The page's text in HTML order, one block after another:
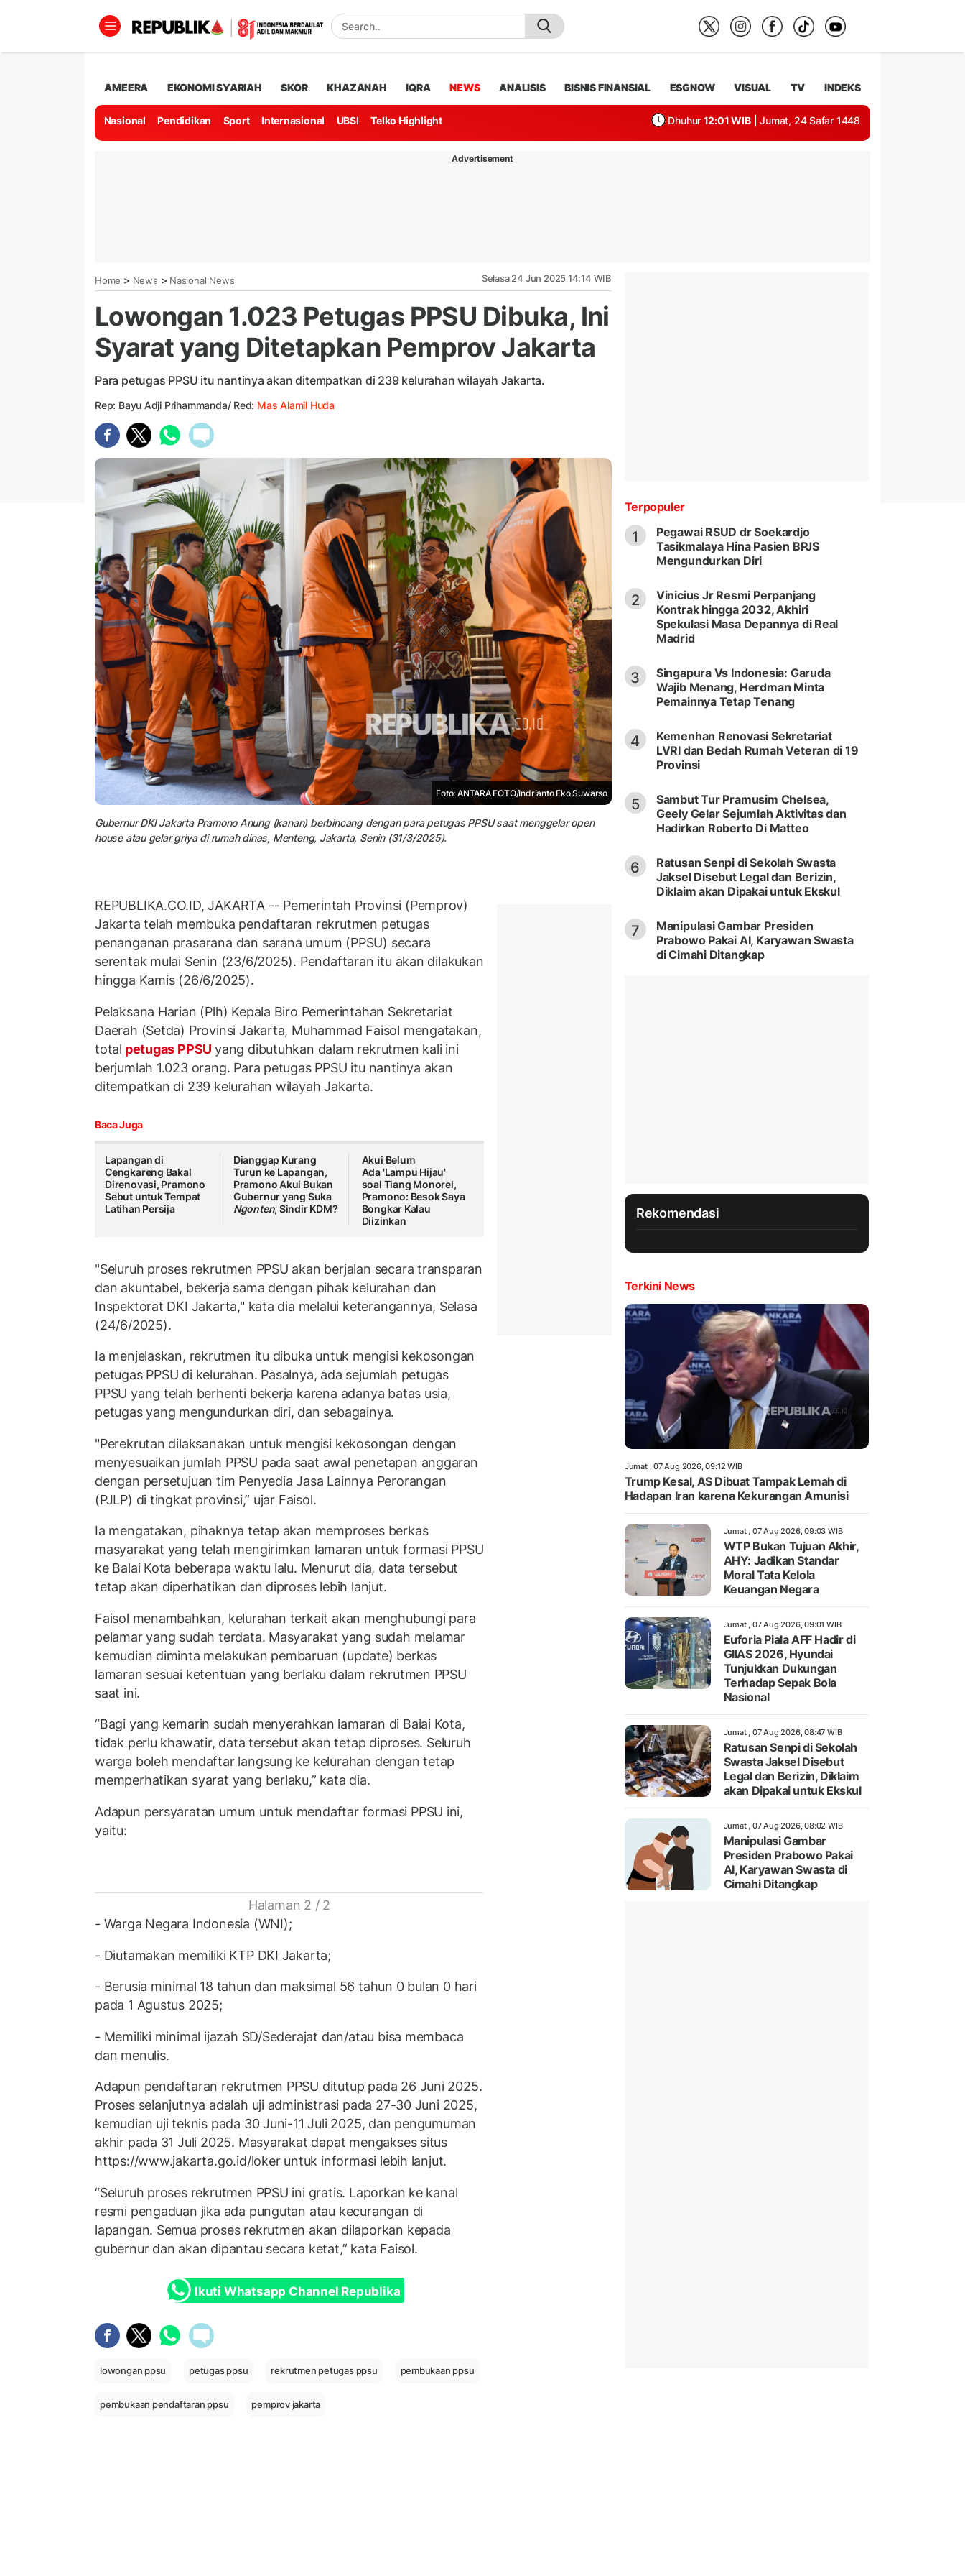
AMEERA EKONOMI SYARIAH SKOR KHAZANAH IQRA NEWS ANALISIS BISNIS FINANSIAL ESGNOW VISUAL TV INDEKS
Nasional Pendidikan Sport Internasional UBSI Telko Highlight Dhuhur 12:01 WIB | Jumat, 24 Safar 1448
Advertisement
Home > News > Nasional News Selasa 24 Jun 2025 14:14 WIB
Lowongan 1.023 Petugas PPSU Dibuka, Ini
Syarat yang Ditetapkan Pemprov Jakarta
Para petugas PPSU itu nantinya akan ditempatkan di 239 kelurahan wilayah Jakarta.
Rep: Bayu Adji Prihammanda/ Red: Mas Alamil Huda
Foto: ANTARA FOTO/Indrianto Eko Suwarso
Gubernur DKI Jakarta Pramono Anung (kanan) berbincang dengan para petugas PPSU saat menggelar open
house atau gelar griya di rumah dinas, Menteng, Jakarta, Senin (31/3/2025).
REPUBLIKA.CO.ID, JAKARTA -- Pemerintah Provinsi (Pemprov)
Jakarta telah membuka pendaftaran rekrutmen petugas
penanganan prasarana dan sarana umum (PPSU) secara
serentak mulai Senin (23/6/2025). Pendaftaran itu akan dilakukan
hingga Kamis (26/6/2025).
Pelaksana Harian (Plh) Kepala Biro Pemerintahan Sekretariat
Daerah (Setda) Provinsi Jakarta, Muhammad Faisol mengatakan,
total petugas PPSUyang dibutuhkan dalam rekrutmen kali ini
berjumlah 1.023 orang. Para petugas PPSU itu nantinya akan
ditempatkan di 239 kelurahan wilayah Jakarta.
Baca Juga
Lapangan di
Cengkareng Bakal
Direnovasi, Pramono
Sebut untuk Tempat
Latihan Persija
Dianggap Kurang
Turun ke Lapangan,
Pramono Akui Bukan
Gubernur yang Suka
Ngonten, Sindir KDM?
Akui Belum
Ada 'Lampu Hijau'
soal Tiang Monorel,
Pramono: Besok Saya
Bongkar Kalau
Diizinkan
"Seluruh proses rekrutmen PPSU akan berjalan secara transparan
dan akuntabel, bekerja sama dengan pihak kelurahan dan
Inspektorat DKI Jakarta," kata dia melalui keterangannya, Selasa
(24/6/2025).
Ia menjelaskan, rekrutmen itu dibuka untuk mengisi kekosongan
petugas PPSU di kelurahan. Pasalnya, ada sejumlah petugas
PPSU yang telah berhenti bekerja karena adanya batas usia,
petugas yang mengundurkan diri, dan sebagainya.
"Perekrutan dilaksanakan untuk mengisi kekosongan dengan
menyesuaikan jumlah PPSU pada saat awal penetapan anggaran
dengan persetujuan tim Penyedia Jasa Lainnya Perorangan
(PJLP) di tingkat provinsi,” ujar Faisol.
Ia mengatakan, pihaknya tetap akan memproses berkas
masyarakat yang telah mengirimkan lamaran untuk formasi PPSU
ke Balai Kota beberapa waktu lalu. Menurut dia, data tersebut
tetap akan diperhatikan dan diproses lebih lanjut.
Faisol menambahkan, kelurahan terkait akan menghubungi para
pelamar yang sudah terdata. Masyarakat yang sudah melamar
kemudian diminta melakukan pembaruan (update) berkas
lamaran sesuai ketentuan yang berlaku dalam rekrutmen PPSU
saat ini.
“Bagi yang kemarin sudah menyerahkan lamaran di Balai Kota,
tidak perlu khawatir, data tersebut akan tetap diproses. Seluruh
warga boleh mendaftar langsung ke kelurahan dengan tetap
memperhatikan syarat yang berlaku,” kata dia.
Adapun persyaratan umum untuk mendaftar formasi PPSU ini,
yaitu:
Halaman 2 / 2
- Warga Negara Indonesia (WNI);
- Diutamakan memiliki KTP DKI Jakarta;
- Berusia minimal 18 tahun dan maksimal 56 tahun 0 bulan 0 hari
pada 1 Agustus 2025;
- Memiliki minimal ijazah SD/Sederajat dan/atau bisa membaca
dan menulis.
Adapun pendaftaran rekrutmen PPSU ditutup pada 26 Juni 2025.
Proses selanjutnya adalah uji administrasi pada 27-30 Juni 2025,
kemudian uji teknis pada 30 Juni-11 Juli 2025, dan pengumuman
akhir pada 31 Juli 2025. Masyarakat dapat mengakses situs
https://www.jakarta.go.id/loker untuk informasi lebih lanjut.
“Seluruh proses rekrutmen PPSU ini gratis. Laporkan ke kanal
resmi pengaduan jika ada pungutan atau kecurangan di
lapangan. Semua proses rekrutmen akan dilaporkan kepada
gubernur dan akan dipantau secara ketat,” kata Faisol.
Ikuti Whatsapp Channel Republika
lowongan ppsu petugas ppsu rekrutmen petugas ppsu pembukaan ppsu
pembukaan pendaftaran ppsu pemprov jakarta
Terpopuler
1
Pegawai RSUD dr Soekardjo
Tasikmalaya Hina Pasien BPJS
Mengundurkan Diri
2
Vinicius Jr Resmi Perpanjang
Kontrak hingga 2032, Akhiri
Spekulasi Masa Depannya di Real
Madrid
3
Singapura Vs Indonesia: Garuda
Wajib Menang, Herdman Minta
Pemainnya Tetap Tenang
4
Kemenhan Renovasi Sekretariat
LVRI dan Bedah Rumah Veteran di 19
Provinsi
5
Sambut Tur Pramusim Chelsea,
Geely Gelar Sejumlah Aktivitas dan
Hadirkan Roberto Di Matteo
6
Ratusan Senpi di Sekolah Swasta
Jaksel Disebut Legal dan Berizin,
Diklaim akan Dipakai untuk Ekskul
7
Manipulasi Gambar Presiden
Prabowo Pakai AI, Karyawan Swasta
di Cimahi Ditangkap
Rekomendasi
Terkini News
Jumat , 07 Aug 2026, 09:12 WIB
Trump Kesal, AS Dibuat Tampak Lemah di
Hadapan Iran karena Kekurangan Amunisi
Jumat , 07 Aug 2026, 09:03 WIB
WTP Bukan Tujuan Akhir,
AHY: Jadikan Standar
Moral Tata Kelola
Keuangan Negara
Jumat , 07 Aug 2026, 09:01 WIB
Euforia Piala AFF Hadir di
GIIAS 2026, Hyundai
Tunjukkan Dukungan
Terhadap Sepak Bola
Nasional
Jumat , 07 Aug 2026, 08:47 WIB
Ratusan Senpi di Sekolah
Swasta Jaksel Disebut
Legal dan Berizin, Diklaim
akan Dipakai untuk Ekskul
Jumat , 07 Aug 2026, 08:02 WIB
Manipulasi Gambar
Presiden Prabowo Pakai
AI, Karyawan Swasta di
Cimahi Ditangkap